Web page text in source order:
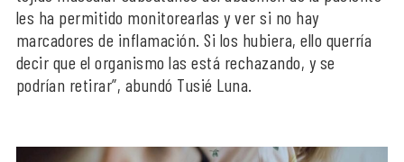
les ha permitido monitorearlas y ver si no hay
marcadores de inflamación. Si los hubiera, ello querría
decir que el organismo las está rechazando, y se
podrían retirar”, abundó Tusié Luna.